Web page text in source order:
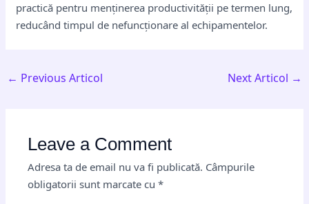
practică pentru menținerea productivității pe termen lung,
reducând timpul de nefuncționare al echipamentelor.
← Previous Articol Next Articol →
Leave a Comment
Adresa ta de email nu va fi publicată. Câmpurile
obligatorii sunt marcate cu*